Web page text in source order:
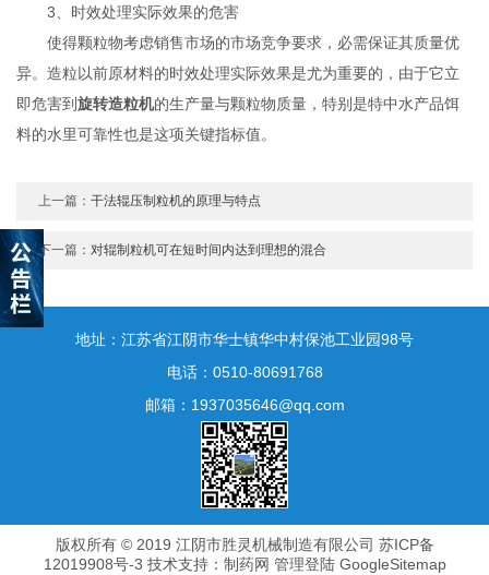
3、时效处理实际效果的危害
使得颗粒物考虑销售市场的市场竞争要求，必需保证其质量优
异。造粒以前原材料的时效处理实际效果是尤为重要的，由于它立
即危害到旋转造粒机的生产量与颗粒物质量，特别是特中水产品饵
料的水里可靠性也是这项关键指标值。
上一篇：干法辊压制粒机的原理与特点
下一篇： 对辊制粒机可在短时间内达到理想的混合
地址：江苏省江阴市华士镇华中村保池工业园98号
电话：0510-80691768
邮箱：1937035646@qq.com
版权所有 © 2019 江阴市胜灵机械制造有限公司 苏ICP备
12019908号-3 技术支持： 制药网 管理登陆 GoogleSitemap